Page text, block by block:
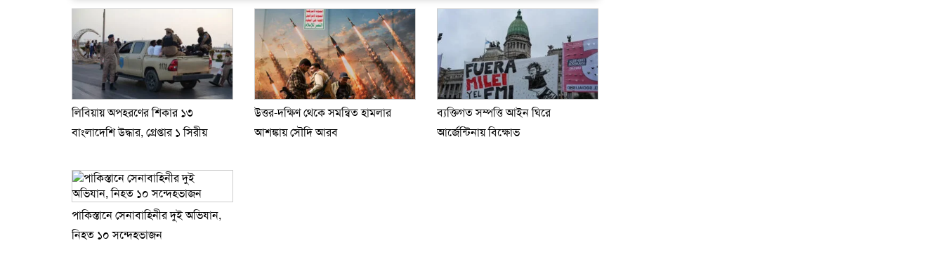
লিবিয়ায় অপহরণের শিকার ১৩
বাংলাদেশি উদ্ধার, গ্রেপ্তার ১ সিরীয়
উত্তর-দক্ষিণ থেকে সমন্বিত হামলার
আশঙ্কায় সৌদি আরব
ব্যক্তিগত সম্পত্তি আইন ঘিরে
আর্জেন্টিনায় বিক্ষোভ
পাকিস্তানে সেনাবাহিনীর দুই অভিযান,
নিহত ১০ সন্দেহভাজন